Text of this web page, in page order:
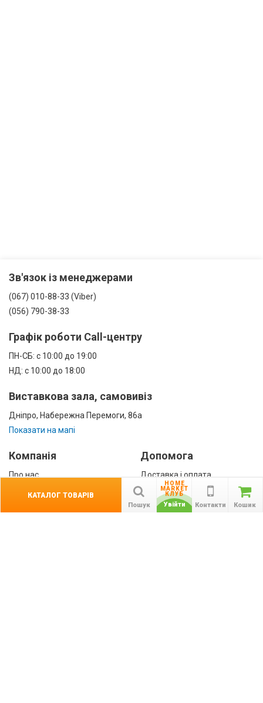
Зв'язок із менеджерами
(067) 010-88-33 (Viber)
(056) 790-38-33
Графік роботи Call-центру
ПН-СБ: с 10:00 до 19:00
НД: с 10:00 до 18:00
Виставкова зала, самовивіз
Дніпро, Набережна Перемоги, 86а
Показати на мапі
Компанія
Про нас
Допомога
Доставка і оплата
Гарантії
Кошик
Контакти
HOME
MARKET
КЛУБ
Увійти
Пошук
КАТАЛОГ ТОВАРІВ